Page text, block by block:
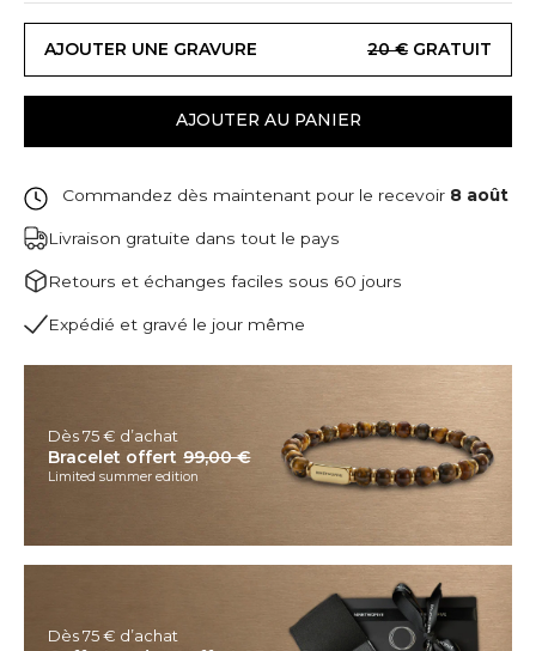
AJOUTER UNE GRAVURE 20 € GRATUIT
AJOUTER AU PANIER
Commandez dès maintenant pour le recevoir 8 août
Livraison gratuite dans tout le pays
Retours et échanges faciles sous 60 jours
Expédié et gravé le jour même
Dès 75 € d’achat
Bracelet offert 99,00 €
Limited summer edition
Dès 75 € d’achat